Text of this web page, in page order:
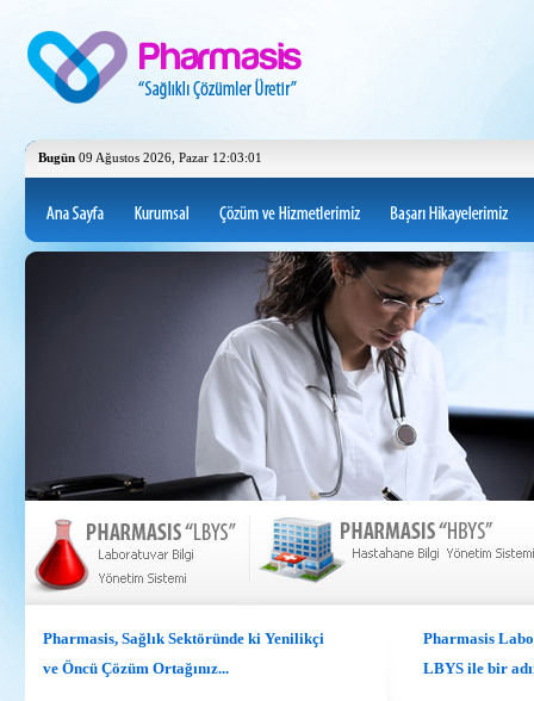
Bugün 09 Ağustos 2026, Pazar 12:03:01
Pharmasis, Sağlık Sektöründe ki Yenilikçi
ve Öncü Çözüm Ortağınız...
Pharmasis
LBYS ile bir